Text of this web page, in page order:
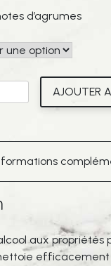
d’agrumes
AJOUTER
aux
efficacement